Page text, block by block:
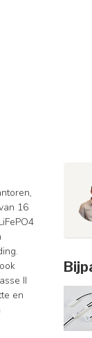
16
II
en